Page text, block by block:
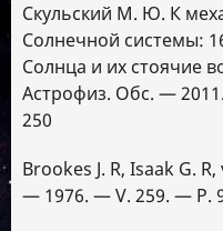
Скульский М. Ю. К
Солнечной системы:
Солнца и их стоячие
Астрофиз. Обс. —
250
Brookes J. R, Isaak G.
— 1976. — V. 259. — P.